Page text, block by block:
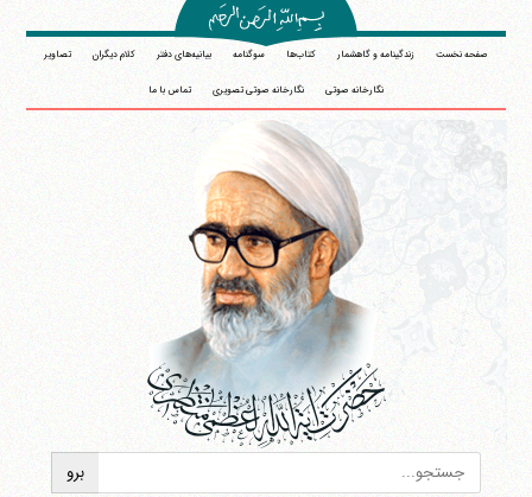
صفحه نخست زندگینامه و گاهشمار کتاب‌ها سوگنامه بیانیه‌های دفتر کلام دیگران تصاویر
نگارخانه صوتی نگارخانه صوتی تصویری تماس با ما